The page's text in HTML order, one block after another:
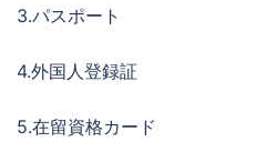
3.パスポート
4.外国人登録証
5.在留資格カード